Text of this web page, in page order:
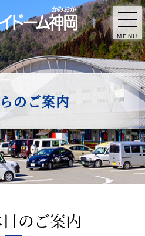
MENU
のご案内
のご案内